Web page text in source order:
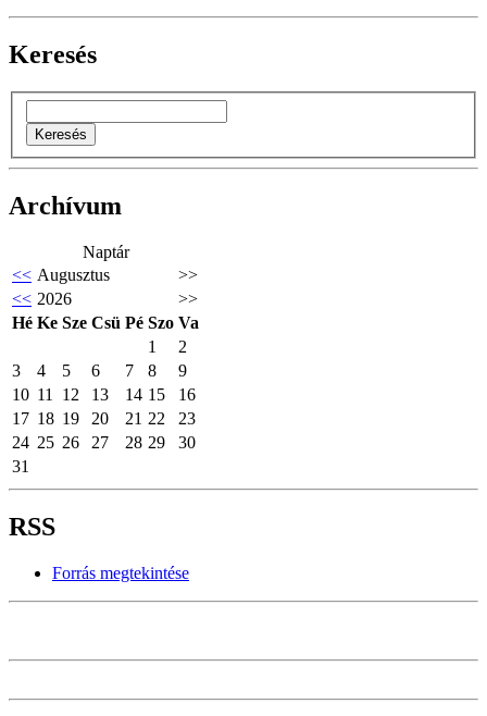
Keresés
Archívum
Naptár
<< Augusztus
>>
<< 2026
>>
Hé Ke Sze Csü Pé Szo Va
1
2
3
4 5 6 7 8
9
10 11 12 13 14 15
16
17 18 19 20 21 22
23
24 25 26 27 28 29
30
31
RSS
Forrás megtekintése